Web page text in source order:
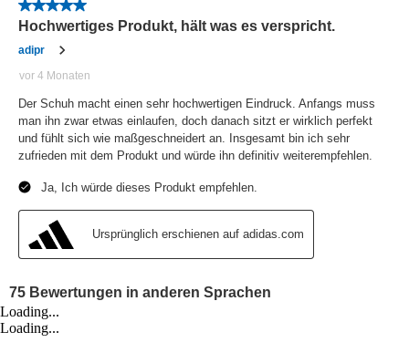
Loading...
Loading...